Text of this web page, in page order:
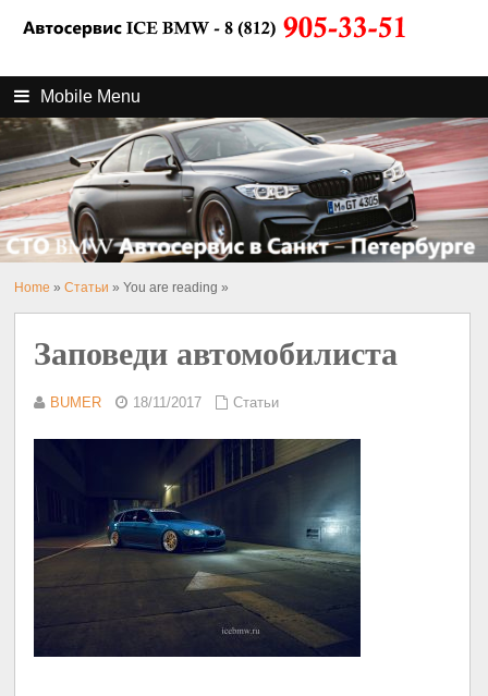
Mobile Menu
Home »Статьи » You are reading »
Заповеди автомобилиста
BUMER 18/11/2017 Статьи